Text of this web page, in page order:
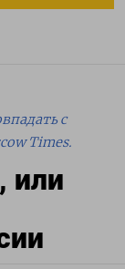
с
Times.
или